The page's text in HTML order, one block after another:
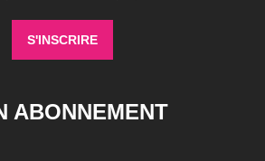
S'INSCRIRE
ABONNEMENT